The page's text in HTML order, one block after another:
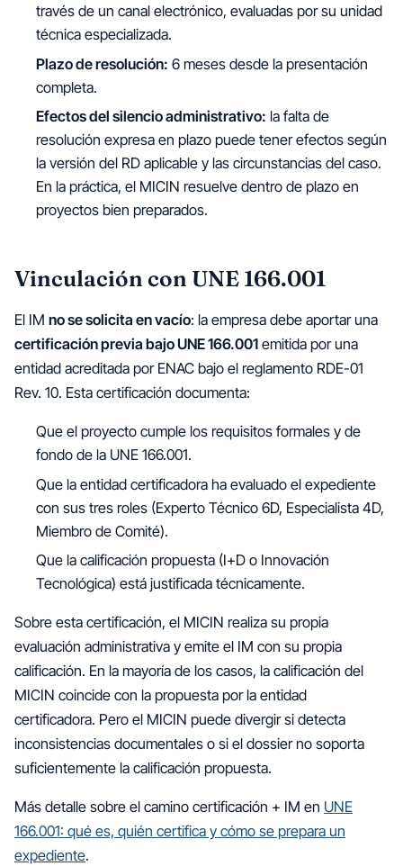
través de un canal electrónico, evaluadas por su unidad
técnica especializada.
Plazo de resolución: 6 meses desde la presentación
completa.
Efectos del silencio administrativo: la falta de
resolución expresa en plazo puede tener efectos según
la versión del RD aplicable y las circunstancias del caso.
En la práctica, el MICIN resuelve dentro de plazo en
proyectos bien preparados.
Vinculación con UNE 166.001
El IM no se solicita en vacío: la empresa debe aportar una
certificación previa bajo UNE 166.001 emitida por una
entidad acreditada por ENAC bajo el reglamento RDE-01
Rev. 10. Esta certificación documenta:
Que el proyecto cumple los requisitos formales y de
fondo de la UNE 166.001.
Que la entidad certificadora ha evaluado el expediente
con sus tres roles (Experto Técnico 6D, Especialista 4D,
Miembro de Comité).
Que la calificación propuesta (I+D o Innovación
Tecnológica) está justificada técnicamente.
Sobre esta certificación, el MICIN realiza su propia
evaluación administrativa y emite el IM con su propia
calificación. En la mayoría de los casos, la calificación del
MICIN coincide con la propuesta por la entidad
certificadora. Pero el MICIN puede divergir si detecta
inconsistencias documentales o si el dossier no soporta
suficientemente la calificación propuesta.
Más detalle sobre el camino certificación + IM en UNE
166.001: qué es, quién certifica y cómo se prepara un
expediente.